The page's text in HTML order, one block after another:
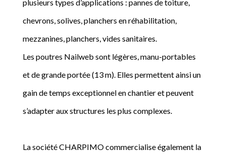
plusieurs types d’applications : pannes de toiture,
chevrons, solives, planchers en réhabilitation,
mezzanines, planchers, vides sanitaires.
Les poutres Nailweb sont légères, manu-portables
et de grande portée (13 m). Elles permettent ainsi un
gain de temps exceptionnel en chantier et peuvent
s’adapter aux structures les plus complexes.
La société CHARPIMO commercialise également la